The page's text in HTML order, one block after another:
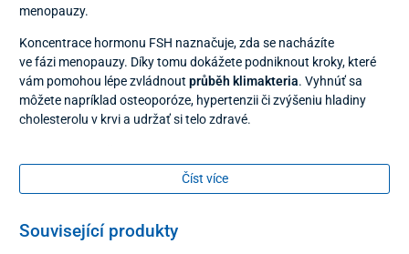
menopauzy.
Koncentrace hormonu FSH naznačuje, zda se nacházíte
ve fázi menopauzy. Díky tomu dokážete podniknout kroky, které
vám pomohou lépe zvládnout průběh klimakteria. Vyhnúť sa
môžete napríklad osteoporóze, hypertenzii či zvýšeniu hladiny
cholesterolu v krvi a udržať si telo zdravé.
testovacím proužku. Přesnost testu byla vyhodnocená na 100 %.
předešli neplatným výsledkům. Jen k samotestování in vitro
k diagnostickému použití.
Číst více
Související produkty